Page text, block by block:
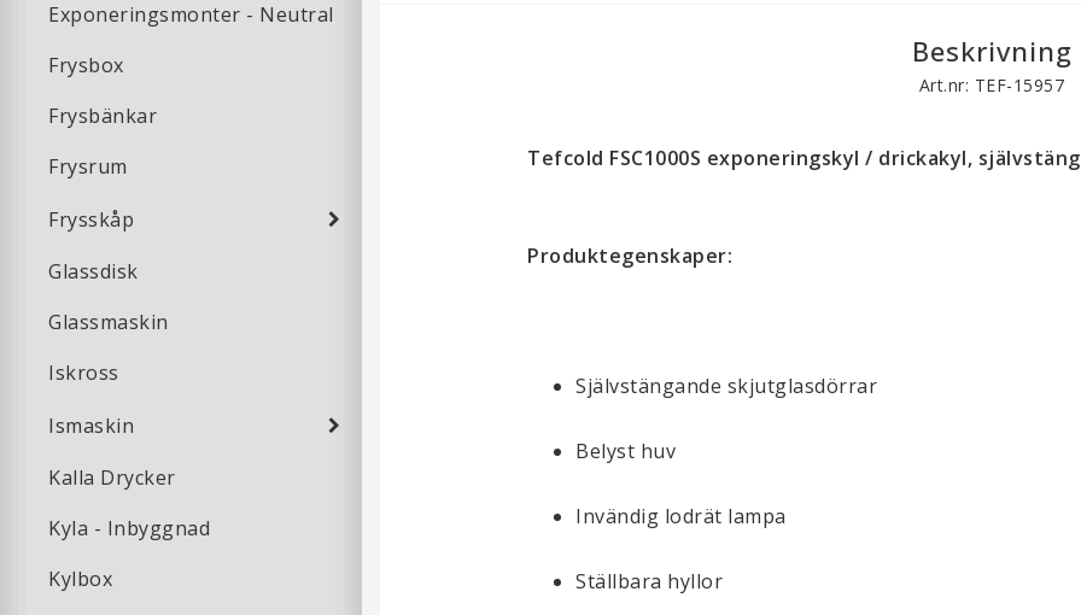
Exponeringsmonter - Neutral
Frysbox
Frysbänkar
Frysrum
Frysskåp
Glassdisk
Glassmaskin
Iskross
Ismaskin
Kalla Drycker
Kyla - Inbyggnad
Kylbox
Beskrivning
Art.nr: TEF-15957
Tefcold FSC1000S exponeringskyl / drickakyl,
Produktegenskaper:
Självstängande skjutglasdörrar
Belyst huv
Invändig lodrät lampa
Ställbara hyllor